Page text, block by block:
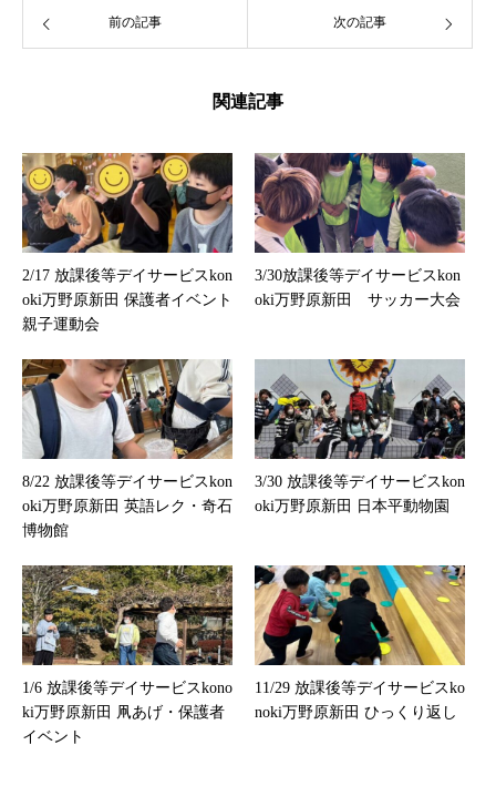
前の記事 次の記事
関連記事
2/17 放課後等デイサービスkon
oki万野原新田 保護者イベント
親子運動会
3/30放課後等デイサービスkon
oki万野原新田 サッカー大会
8/22 放課後等デイサービスkon
oki万野原新田 英語レク・奇石
博物館
3/30 放課後等デイサービスkon
oki万野原新田 日本平動物園
1/6 放課後等デイサービスkono
ki万野原新田 凧あげ・保護者
イベント
11/29 放課後等デイサービスko
noki万野原新田 ひっくり返し